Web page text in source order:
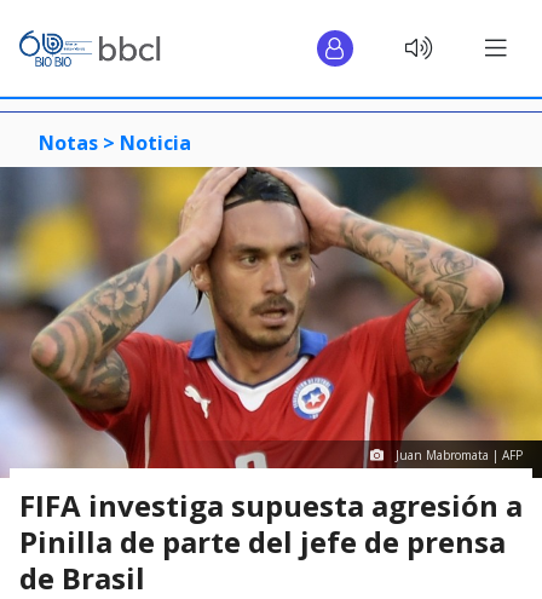
Notas > Noticia
Juan Mabromata | AFP
FIFA investiga supuesta agresión a
Pinilla de parte del jefe de prensa
de Brasil